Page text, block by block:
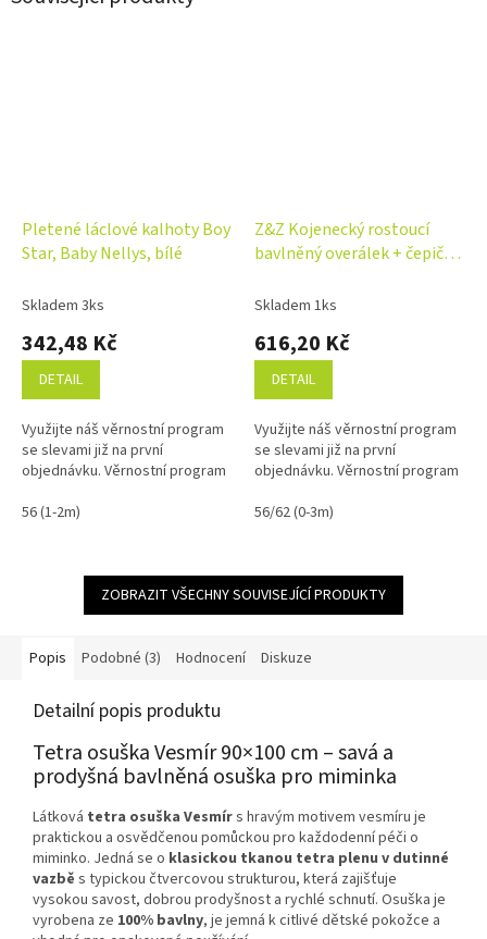
Pletené láclové kalhoty Boy
Star, Baby Nellys, bílé
Skladem 3ks
342,48 Kč
DETAIL
Využijte náš věrnostní program
se slevami již na první
objednávku. Věrnostní program
56 (1-2m)
Z&Z Kojenecký rostoucí
bavlněný overálek + čepička,
Skladem 1ks
616,20 Kč
DETAIL
Využijte náš věrnostní program
se slevami již na první
objednávku. Věrnostní program
56/62 (0-3m)
ZOBRAZIT VŠECHNY SOUVISEJÍCÍ PRODUKTY
Popis Podobné (3) Hodnocení Diskuze
Detailní popis produktu
Tetra osuška Vesmír 90×100 cm – savá a
prodyšná bavlněná osuška pro miminka
Látková tetra osuška Vesmírs hravým motivem vesmíru je
praktickou a osvědčenou pomůckou pro každodenní péči o
miminko. Jedná se o klasickou tkanou tetra plenu v dutinné
vazbě s typickou čtvercovou strukturou, která zajišťuje
vysokou savost, dobrou prodyšnost a rychlé schnutí. Osuška je
vyrobena ze 100% bavlny, je jemná k citlivé dětské pokožce a